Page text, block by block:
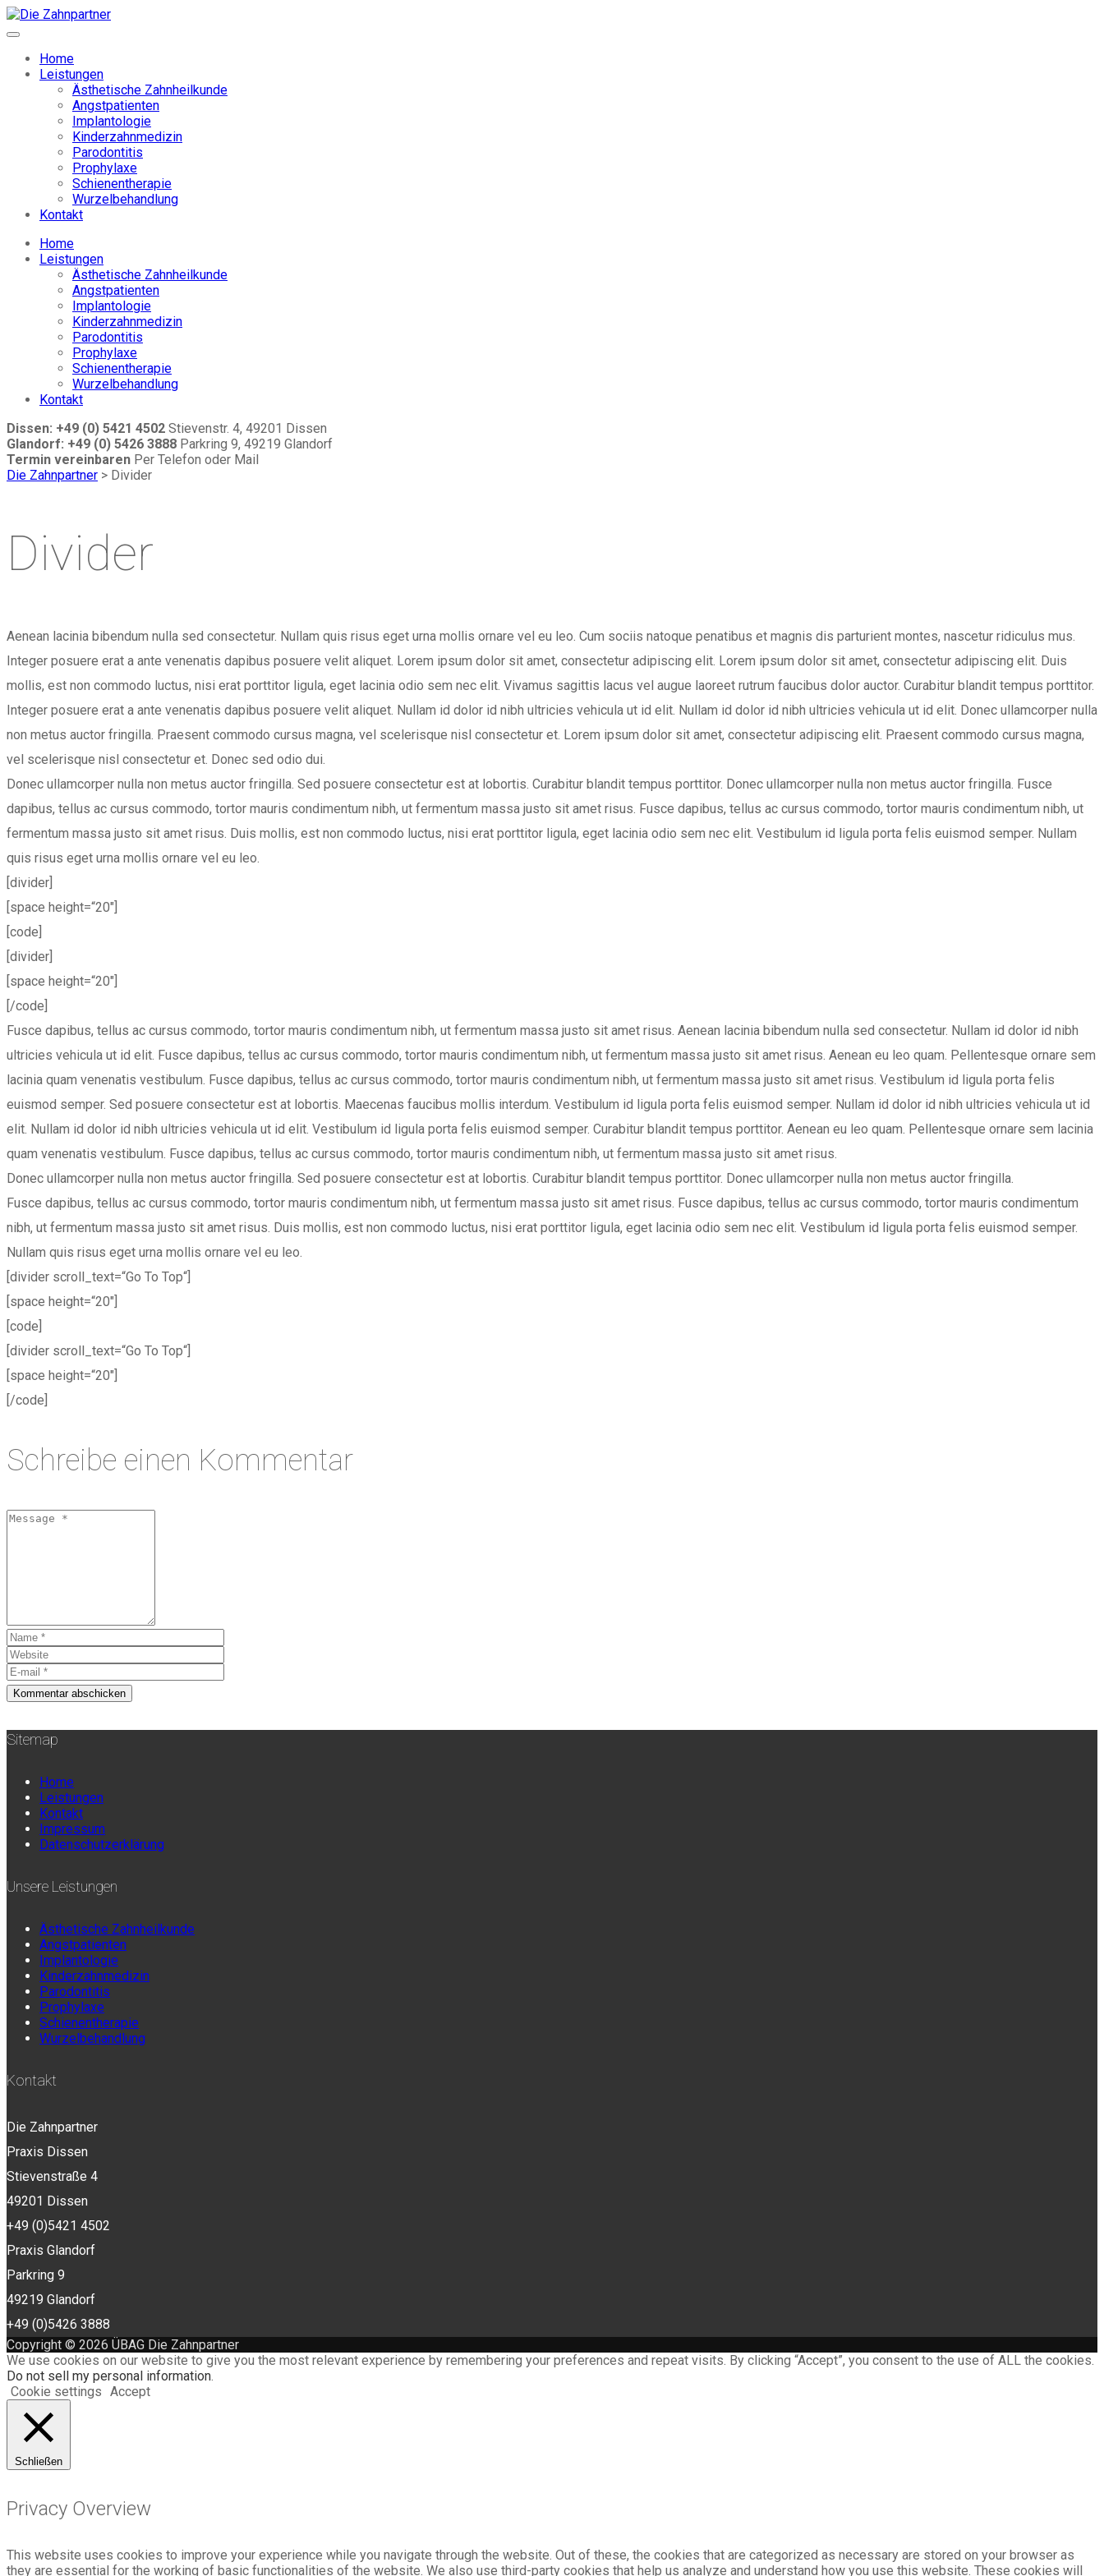
Home
Leistungen
Ästhetische Zahnheilkunde
Angstpatienten
Implantologie
Kinderzahnmedizin
Parodontitis
Prophylaxe
Schienentherapie
Wurzelbehandlung
Kontakt
Home
Leistungen
Ästhetische Zahnheilkunde
Angstpatienten
Implantologie
Kinderzahnmedizin
Parodontitis
Prophylaxe
Schienentherapie
Wurzelbehandlung
Kontakt
Dissen: +49 (0) 5421 4502 Stievenstr. 4, 49201 Dissen
Glandorf: +49 (0) 5426 3888 Parkring 9, 49219 Glandorf
Termin vereinbaren Per Telefon oder Mail
Die Zahnpartner > Divider
Divider
Aenean lacinia bibendum nulla sed consectetur. Nullam quis risus eget urna mollis ornare vel eu leo. Cum sociis natoque penatibus et magnis dis parturient montes, nascetur ridiculus mus.
Integer posuere erat a ante venenatis dapibus posuere velit aliquet. Lorem ipsum dolor sit amet, consectetur adipiscing elit. Lorem ipsum dolor sit amet, consectetur adipiscing elit. Duis
mollis, est non commodo luctus, nisi erat porttitor ligula, eget lacinia odio sem nec elit. Vivamus sagittis lacus vel augue laoreet rutrum faucibus dolor auctor. Curabitur blandit tempus porttitor.
Integer posuere erat a ante venenatis dapibus posuere velit aliquet. Nullam id dolor id nibh ultricies vehicula ut id elit. Nullam id dolor id nibh ultricies vehicula ut id elit. Donec ullamcorper nulla
non metus auctor fringilla. Praesent commodo cursus magna, vel scelerisque nisl consectetur et. Lorem ipsum dolor sit amet, consectetur adipiscing elit. Praesent commodo cursus magna,
vel scelerisque nisl consectetur et. Donec sed odio dui.
Donec ullamcorper nulla non metus auctor fringilla. Sed posuere consectetur est at lobortis. Curabitur blandit tempus porttitor. Donec ullamcorper nulla non metus auctor fringilla. Fusce
dapibus, tellus ac cursus commodo, tortor mauris condimentum nibh, ut fermentum massa justo sit amet risus. Fusce dapibus, tellus ac cursus commodo, tortor mauris condimentum nibh, ut
fermentum massa justo sit amet risus. Duis mollis, est non commodo luctus, nisi erat porttitor ligula, eget lacinia odio sem nec elit. Vestibulum id ligula porta felis euismod semper. Nullam
quis risus eget urna mollis ornare vel eu leo.
[divider]
[space height=“20″]
[code]
[divider]
[space height=“20″]
[/code]
Fusce dapibus, tellus ac cursus commodo, tortor mauris condimentum nibh, ut fermentum massa justo sit amet risus. Aenean lacinia bibendum nulla sed consectetur. Nullam id dolor id nibh
ultricies vehicula ut id elit. Fusce dapibus, tellus ac cursus commodo, tortor mauris condimentum nibh, ut fermentum massa justo sit amet risus. Aenean eu leo quam. Pellentesque ornare sem
lacinia quam venenatis vestibulum. Fusce dapibus, tellus ac cursus commodo, tortor mauris condimentum nibh, ut fermentum massa justo sit amet risus. Vestibulum id ligula porta felis
euismod semper. Sed posuere consectetur est at lobortis. Maecenas faucibus mollis interdum. Vestibulum id ligula porta felis euismod semper. Nullam id dolor id nibh ultricies vehicula ut id
elit. Nullam id dolor id nibh ultricies vehicula ut id elit. Vestibulum id ligula porta felis euismod semper. Curabitur blandit tempus porttitor. Aenean eu leo quam. Pellentesque ornare sem lacinia
quam venenatis vestibulum. Fusce dapibus, tellus ac cursus commodo, tortor mauris condimentum nibh, ut fermentum massa justo sit amet risus.
Donec ullamcorper nulla non metus auctor fringilla. Sed posuere consectetur est at lobortis. Curabitur blandit tempus porttitor. Donec ullamcorper nulla non metus auctor fringilla.
Fusce dapibus, tellus ac cursus commodo, tortor mauris condimentum nibh, ut fermentum massa justo sit amet risus. Fusce dapibus, tellus ac cursus commodo, tortor mauris condimentum
nibh, ut fermentum massa justo sit amet risus. Duis mollis, est non commodo luctus, nisi erat porttitor ligula, eget lacinia odio sem nec elit. Vestibulum id ligula porta felis euismod semper.
Nullam quis risus eget urna mollis ornare vel eu leo.
[divider scroll_text=“Go To Top“]
[space height=“20″]
[code]
[divider scroll_text=“Go To Top“]
[space height=“20″]
[/code]
Schreibe einen Kommentar
Sitemap
Home
Leistungen
Kontakt
Impressum
Datenschutzerklärung
Unsere Leistungen
Ästhetische Zahnheilkunde
Angstpatienten
Implantologie
Kinderzahnmedizin
Parodontitis
Prophylaxe
Schienentherapie
Wurzelbehandlung
Kontakt
Die Zahnpartner
Praxis Dissen
Stievenstraße 4
49201 Dissen
+49 (0)5421 4502
Praxis Glandorf
Parkring 9
49219 Glandorf
+49 (0)5426 3888
Copyright © 2026 ÜBAG Die Zahnpartner
We use cookies on our website to give you the most relevant experience by remembering your preferences and repeat visits. By clicking “Accept”, you consent to the use of ALL the cookies.
Do not sell my personal information.
Cookie settings Accept
Schließen
Privacy Overview
This website uses cookies to improve your experience while you navigate through the website. Out of these, the cookies that are categorized as necessary are stored on your browser as
they are essential for the working of basic functionalities of the website. We also use third-party cookies that help us analyze and understand how you use this website. These cookies will